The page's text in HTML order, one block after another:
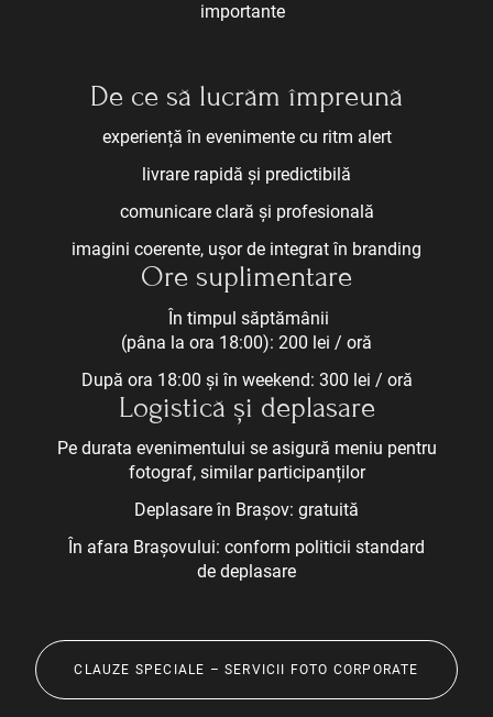
importante
De ce să lucrăm împreună
experiență în evenimente cu ritm alert
livrare rapidă și predictibilă
comunicare clară și profesională
imagini coerente, ușor de integrat în branding
Ore suplimentare
În timpul săptămânii
(pâna la ora 18:00): 200 lei / oră
După ora 18:00 și în weekend: 300 lei / oră
Logistică și deplasare
Pe durata evenimentului se asigură meniu pentru
fotograf, similar participanților
Deplasare în Brașov: gratuită
În afara Brașovului: conform politicii standard
de deplasare
CLAUZE SPECIALE – SERVICII FOTO CORPORATE